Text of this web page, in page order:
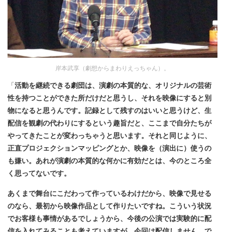
岸本武享（劇想からまわりえっちゃん）。
「活動を継続できる劇団は、演劇の本質的な、オリジナルの芸術
性を持つことができた所だけだと思うし、それを映像にすると別
物になると思うんです。記録として残すのはいいと思うけど、生
配信を観劇の代わりにするという趣旨だと、ここまで自分たちが
やってきたことが変わっちゃうと思います。それと同じように、
正直プロジェクションマッピングとか、映像を（演出に）使うの
も嫌い。あれが演劇の本質的な何かに有効だとは、今のところ全
く思ってないです。
あくまで舞台にこだわって作っているわけだから、映像で見せる
のなら、最初から映像作品として作りたいですね。こういう状況
でお客様も事情があるでしょうから、今後の公演では実験的に配